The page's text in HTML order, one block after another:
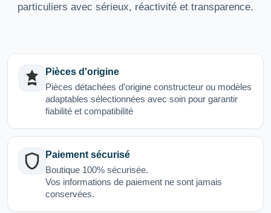
particuliers avec sérieux, réactivité et transparence.
Pièces d'origine
Pièces détachées d’origine constructeur ou modèles
adaptables sélectionnées avec soin pour garantir
fiabilité et compatibilité
Paiement sécurisé
Boutique 100% sécurisée.
Vos informations de paiement ne sont jamais
conservées.